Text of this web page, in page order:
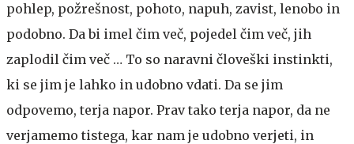
pohlep, požrešnost, pohoto, napuh, zavist, lenobo in
podobno. Da bi imel čim več, pojedel čim več, jih
zaplodil čim več … To so naravni človeški instinkti,
ki se jim je lahko in udobno vdati. Da se jim
odpovemo, terja napor. Prav tako terja napor, da ne
verjamemo tistega, kar nam je udobno verjeti, in